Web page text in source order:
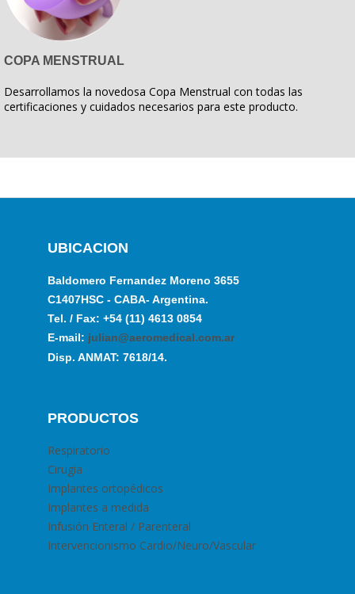
COPA MENSTRUAL
Desarrollamos la novedosa Copa Menstrual con todas las
certificaciones y cuidados necesarios para este producto.
UBICACION
Baldomero Fernandez Moreno 3655
C1407HSC - CABA- Argentina.
Tel. / Fax: +54 (11) 4613 0854
E-mail: julian@aeromedical.com.ar
Disp. ANMAT: 7618/14.
PRODUCTOS
Respiratorio
Cirugia
Implantes ortopédicos
Implantes a medida
Infusión Enteral / Parenteral
Intervencionismo Cardio/Neuro/Vascular